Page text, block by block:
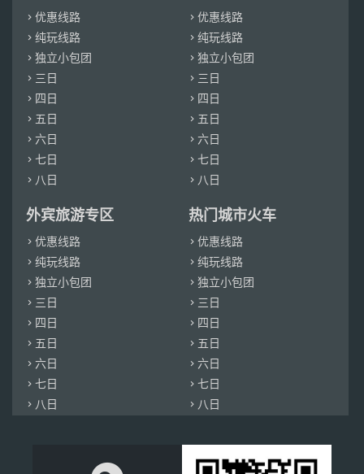
 优惠线路
 纯玩线路
 独立小包团
 三日
 四日
 五日
 六日
 七日
 八日
优惠线路
纯玩线路
独立小包团
 三日
 四日
 五日
六日
七日
 八日
外宾旅游专区
 优惠线路
 纯玩线路
 独立小包团
 三日
 四日
 五日
 六日
 七日
 八日
热门城市火车
优惠线路
纯玩线路
独立小包团
 三日
 四日
 五日
六日
七日
 八日